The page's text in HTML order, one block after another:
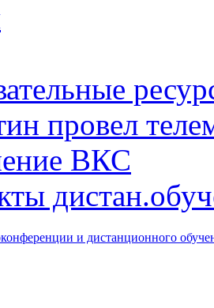
провел
ВКС
и дистанционного